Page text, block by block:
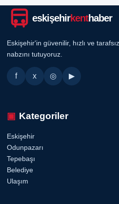
eskişehirkenthaber
Eskişehir'in güvenilir, hızlı ve
nabzını tutuyoruz.
f x ◎ ▶
Kategoriler
Eskişehir
Odunpazarı
Tepebaşı
Belediye
Ulaşım